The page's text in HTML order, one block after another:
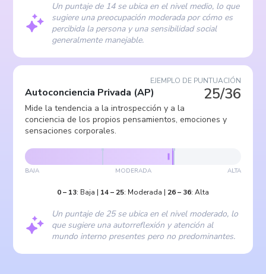
Un puntaje de 14 se ubica en el nivel medio, lo que
sugiere una preocupación moderada por cómo es
percibida la persona y una sensibilidad social
generalmente manejable.
EJEMPLO DE PUNTUACIÓN
25/36
Autoconciencia Privada (AP)
Mide la tendencia a la introspección y a la
conciencia de los propios pensamientos, emociones y
sensaciones corporales.
BAJA MODERADA ALTA
0– 13: Baja | 14– 25: Moderada | 26– 36: Alta
Un puntaje de 25 se ubica en el nivel moderado, lo
que sugiere una autorreflexión y atención al
mundo interno presentes pero no predominantes.